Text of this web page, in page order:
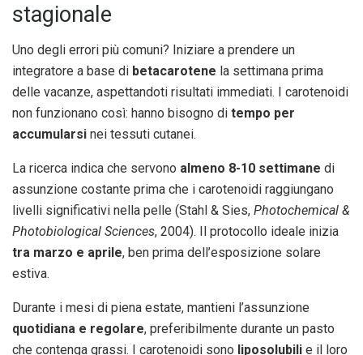
stagionale
Uno degli errori più comuni? Iniziare a prendere un
integratore a base di betacarotene la settimana prima
delle vacanze, aspettandoti risultati immediati. I carotenoidi
non funzionano così: hanno bisogno di tempo per
accumularsi nei tessuti cutanei.
La ricerca indica che servono almeno 8-10 settimane di
assunzione costante prima che i carotenoidi raggiungano
livelli significativi nella pelle (Stahl & Sies, Photochemical &
Photobiological Sciences, 2004). Il protocollo ideale inizia
tra marzo e aprile, ben prima dell’esposizione solare
estiva.
Durante i mesi di piena estate, mantieni l’assunzione
quotidiana e regolare, preferibilmente durante un pasto
che contenga grassi. I carotenoidi sono liposolubili e il loro